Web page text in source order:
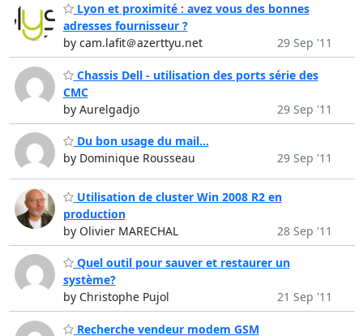
Lyon et proximité : avez vous des bonnes
adresses fournisseur ?
by cam.lafit＠azerttyu.net
29 Sep '11
Chassis Dell - utilisation des ports série des
CMC
by Aurelgadjo
29 Sep '11
Du bon usage du mail...
by Dominique Rousseau
29 Sep '11
Utilisation de cluster Win 2008 R2 en
production
by Olivier MARECHAL
28 Sep '11
Quel outil pour sauver et restaurer un
système?
by Christophe Pujol
21 Sep '11
Recherche vendeur modem GSM